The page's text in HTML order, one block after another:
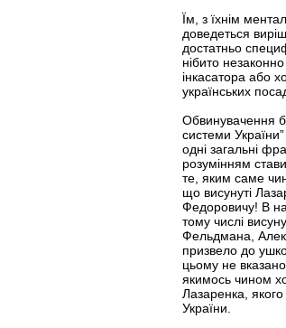
Їм, з їхнім
доведеться
достатньо
нібито
інкасатора або
українських
Обвинувачення
системи
одні загальні
розумінням
те, яким саме
що висунуті
Федоровичу! В
тому числі
Фельдмана,
призвело до
цьому не
якимось чином
Лазаренка,
України.